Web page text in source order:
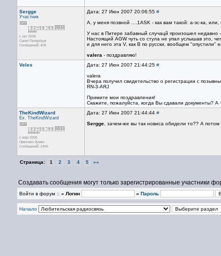
Sergge
Участник
с окт 2005
Санкт-Петербург
Сообщений: 405
Дата: 27 Июн 2007 20:06:55 #
А, у меня позвной ....1ASK - как вам такой: а-эс-ка,
У нас в Питере забавный случацй произошел недавно
Настоящий AGW чуть со стула не упал услышав это,
и для него эта V, как В по русски, вообщем
valera - поздравляю!
Veles
Дата: 27 Июн 2007 21:44:25 #
valera
Вчера получил свидетельство о регистрации с
RN-3-ARJ
Примите мои поздравления!
Скажите, пожалуйста, когда Вы сдавали документы?
TheKindWizard
Ex. TheKindWizard
с мар 2006
Орехово-Зуево
Сообщений: 2466
Дата: 27 Июн 2007 21:44:44 #
Sergge , зачем-же вы так новиса обидели то?? А
Страница: 1 2 3 4 5 »»
Создавать сообщения могут только зарегистрированные участники
Войти в форум :: » Логин » Пароль
Начало